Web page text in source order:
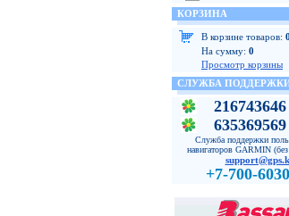
КОРЗИНА
В корзине товаров: 0
На сумму: 0
Просмотр корзины
СЛУЖБА
216743646
635369569
Служба поддержки
навигаторов GARMIN
+7-700-